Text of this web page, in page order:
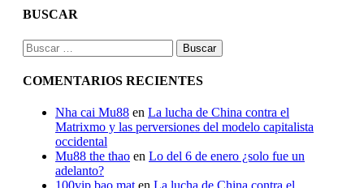
BUSCAR
Buscar:
COMENTARIOS RECIENTES
Nha cai Mu88 en La lucha de China contra el
Matrixmo y las perversiones del modelo capitalista
occidental
Mu88 the thao en Lo del 6 de enero ¿solo fue un
adelanto?